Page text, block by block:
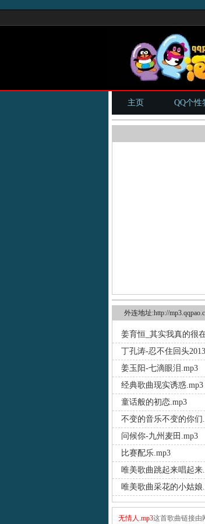
主页 QQ个性
外连地址:http://
姜育恒_其实我真的很
丁孔涛-忍不住回头
姜玉阳-七滴眼泪.mp3
经典歌曲现实诱惑.mp3
童话般的初恋.mp3
不变的音乐不变的你们
问候你-九州麦田.mp3
比赛配乐.mp3
唯美歌曲跳起来唱起来
唯美歌曲采花的小姑娘
无情人.mp3这首歌曲链接由